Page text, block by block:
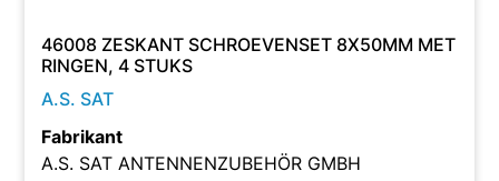
46008 ZESKANT SCHROEVENSET 8X50MM MET
RINGEN, 4 STUKS
A.S. SAT
Fabrikant
A.S. SAT ANTENNENZUBEHÖR GMBH